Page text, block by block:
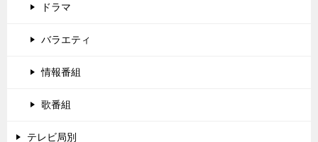
ドラマ
バラエティ
情報番組
歌番組
テレビ局別